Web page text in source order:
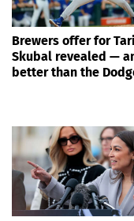
Brewers offer for
Skubal revealed —
better than the